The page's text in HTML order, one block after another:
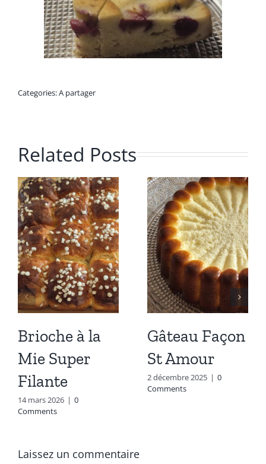
Categories:A partager
Related Posts
Brioche à la
Mie Super
Filante
14 mars 2026 | 0
Comments
Gâteau Façon
St Amour
2 décembre 2025 | 0
Comments
Laissez un commentaire